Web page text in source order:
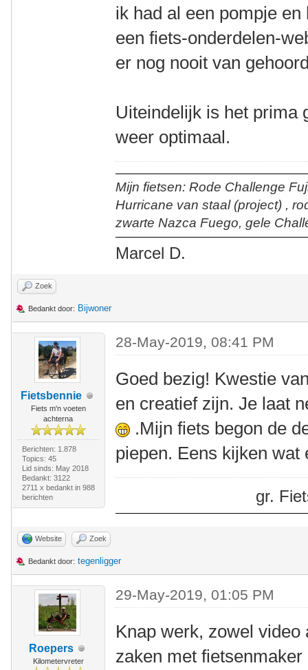
ik had al een pompje
een fiets-onderdelen-
er nog nooit van
Uiteindelijk is het prima
weer optimaal.
Mijn fietsen: Rode Challenge
Hurricane van staal (project) ,
zwarte Nazca Fuego, gele
Marcel D.
Zoek
Bedankt door: Bijwoner
Fietsbennie
Fiets m'n voeten
achterna
Berichten: 1.878
Topics: 45
Lid sinds: May 2018
Bedankt: 3122
2711 x bedankt in 988
berichten
28-May-2019, 08:41 PM
Goed bezig! Kwestie
en creatief zijn. Je laat
.Mijn fiets begon de
piepen. Eens kijken wat
gr.
Website Zoek
Bedankt door: tegenligger
Roepers
Kilometervreter
29-May-2019, 01:05 PM
Knap werk, zowel
zaken met